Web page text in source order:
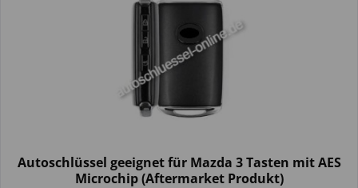
Autoschlüssel geeignet für Mazda 3 Tasten mit AES
Microchip (Aftermarket Produkt)